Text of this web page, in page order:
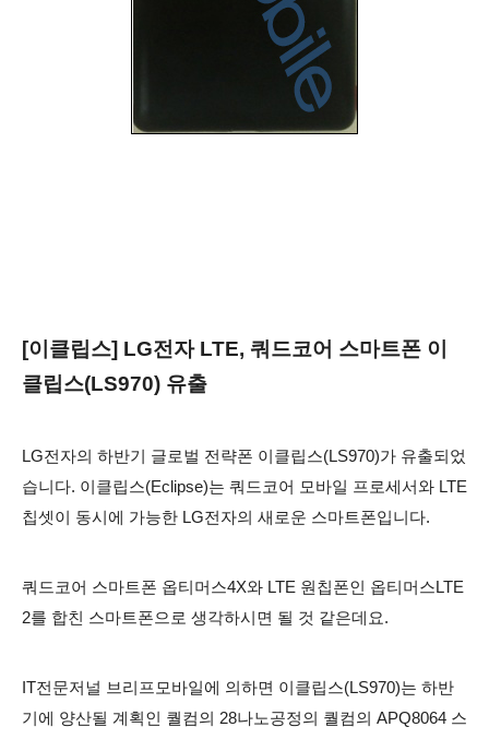
[이클립스] LG전자 LTE, 쿼드코어 스마트폰 이
클립스(LS970) 유출
LG전자의 하반기 글로벌 전략폰 이클립스(LS970)가 유출되었
습니다. 이클립스(Eclipse)는 쿼드코어 모바일 프로세서와 LTE
칩셋이 동시에 가능한 LG전자의 새로운 스마트폰입니다.
쿼드코어 스마트폰 옵티머스4X와 LTE 원칩폰인 옵티머스LTE
2를 합친 스마트폰으로 생각하시면 될 것 같은데요.
IT전문저널 브리프모바일에 의하면 이클립스(LS970)는 하반
기에 양산될 계획인 퀄컴의 28나노공정의 퀄컴의 APQ8064 스